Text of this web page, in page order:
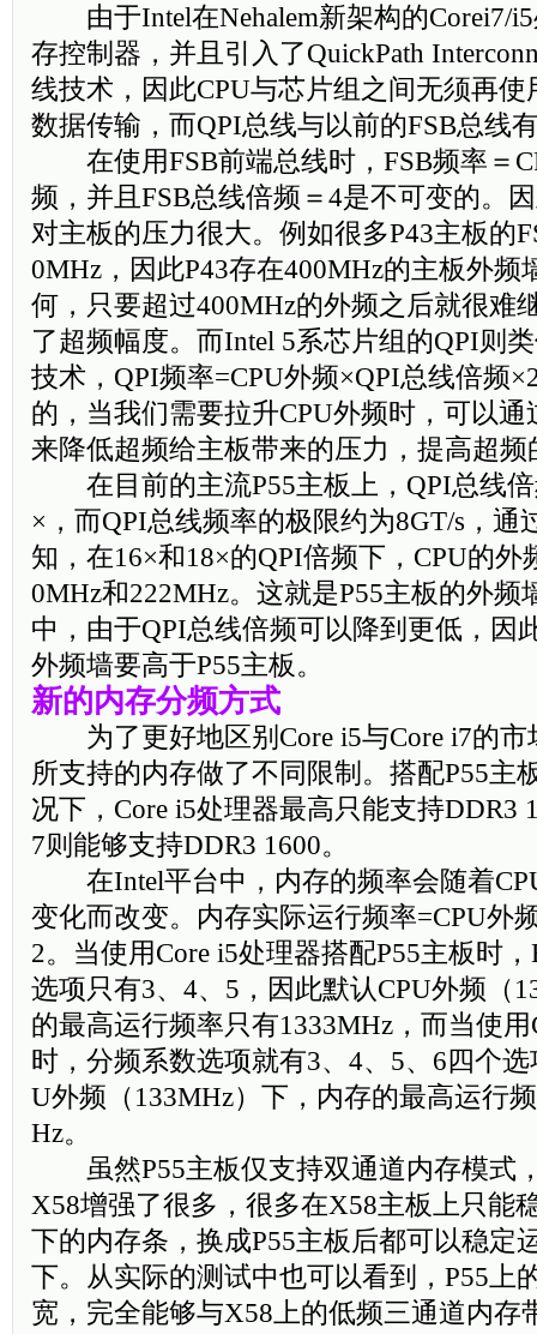
由于Intel在Nehalem新架构的Corei7/i5
存控制器，并且引入了QuickPath
线技术，因此CPU与芯片组之间无须再使
数据传输，而QPI总线与以前的FSB总线
在使用FSB前端总线时，FSB频率＝
频，并且FSB总线倍频＝4是不可变的。
对主板的压力很大。例如很多P43主板的
0MHz，因此P43存在400MHz的主板外频
何，只要超过400MHz的外频之后就很难
了超频幅度。而Intel 5系芯片组的QPI则
技术，QPI频率=CPU外频×QPI总线倍频
的，当我们需要拉升CPU外频时，可以
来降低超频给主板带来的压力，提高超频
在目前的主流P55主板上，QPI总线倍
×，而QPI总线频率的极限约为8GT/s，通
知，在16×和18×的QPI倍频下，CPU的外
0MHz和222MHz。这就是P55主板的外频
中，由于QPI总线倍频可以降到更低，因
外频墙要高于P55主板。
新的内存分频方式
为了更好地区别Core i5与Core i7的市
所支持的内存做了不同限制。搭配P55主
况下，Core i5处理器最高只能支持DDR3
7则能够支持DDR3 1600。
在Intel平台中，内存的频率会随着
变化而改变。内存实际运行频率=CPU外
2。当使用Core i5处理器搭配P55主板时
选项只有3、4、5，因此默认CPU外频（
的最高运行频率只有1333MHz，而当使用
时，分频系数选项就有3、4、5、6四个
U外频（133MHz）下，内存的最高运行
Hz。
虽然P55主板仅支持双通道内存模式
X58增强了很多，很多在X58主板上只能
下的内存条，换成P55主板后都可以稳定
下。从实际的测试中也可以看到，P55上
宽，完全能够与X58上的低频三通道内存